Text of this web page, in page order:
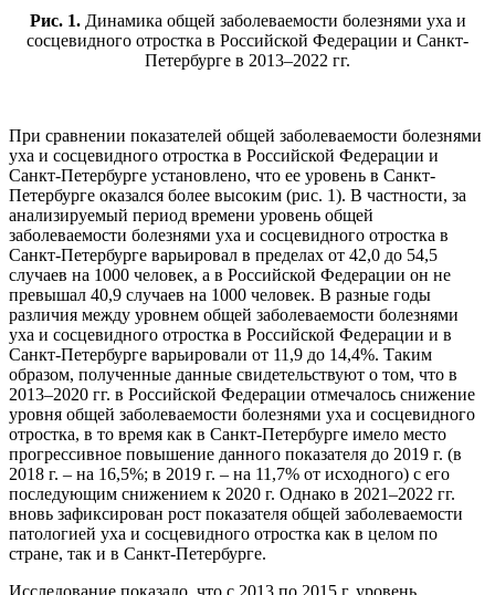
Рис. 1.Динамика общей заболеваемости болезнями уха и
сосцевидного отростка в Российской Федерации и Санкт-
Петербурге в 2013–2022 гг.
При сравнении показателей общей заболеваемости болезнями
уха и сосцевидного отростка в Российской Федерации и
Санкт-Петербурге установлено, что ее уровень в Санкт-
Петербурге оказался более высоким (рис. 1). В частности, за
анализируемый период времени уровень общей
заболеваемости болезнями уха и сосцевидного отростка в
Санкт-Петербурге варьировал в пределах от 42,0 до 54,5
случаев на 1000 человек, а в Российской Федерации он не
превышал 40,9 случаев на 1000 человек. В разные годы
различия между уровнем общей заболеваемости болезнями
уха и сосцевидного отростка в Российской Федерации и в
Санкт-Петербурге варьировали от 11,9 до 14,4%. Таким
образом, полученные данные свидетельствуют о том, что в
2013–2020 гг. в Российской Федерации отмечалось снижение
уровня общей заболеваемости болезнями уха и сосцевидного
отростка, в то время как в Санкт-Петербурге имело место
прогрессивное повышение данного показателя до 2019 г. (в
2018 г. – на 16,5%; в 2019 г. – на 11,7% от исходного) с его
последующим снижением к 2020 г. Однако в 2021–2022 гг.
вновь зафиксирован рост показателя общей заболеваемости
патологией уха и сосцевидного отростка как в целом по
стране, так и в Санкт-Петербурге.
Исследование показало, что с 2013 по 2015 г. уровень